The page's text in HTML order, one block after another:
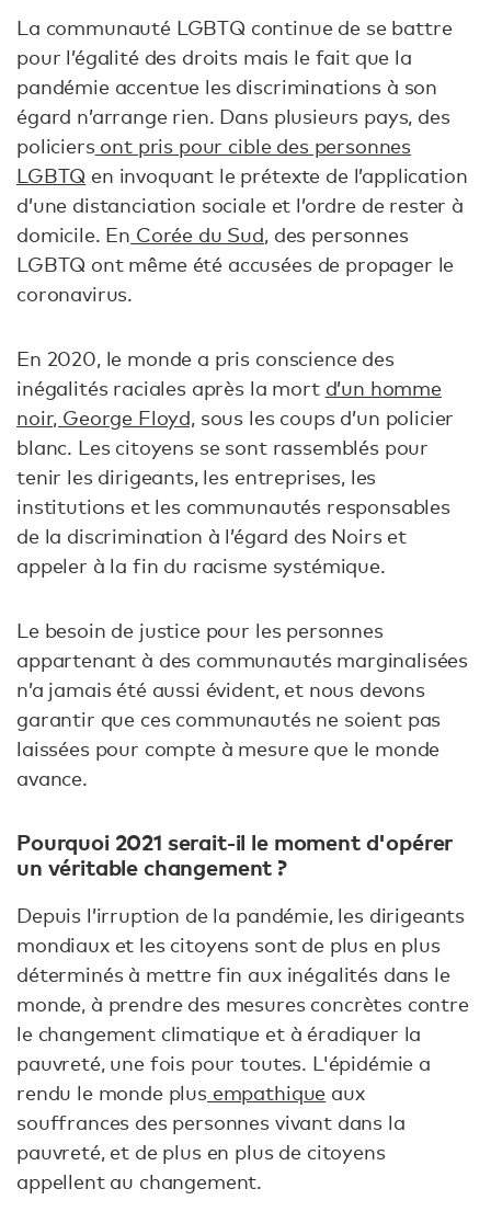
La communauté LGBTQ continue de se battre
pour l’égalité des droits mais le fait que la
pandémie accentue les discriminations à son
égard n’arrange rien. Dans plusieurs pays, des
policiersont pris pour cible des personnes
LGBTQ en invoquant le prétexte de l’application
d’une distanciation sociale et l’ordre de rester à
domicile. En Corée du Sud, des personnes
LGBTQ ont même été accusées de propager le
coronavirus.
En 2020, le monde a pris conscience des
inégalités raciales après la mort d’un homme
noir, George Floyd,sous les coups d’un policier
blanc. Les citoyens se sont rassemblés pour
tenir les dirigeants, les entreprises, les
institutions et les communautés responsables
de la discrimination à l’égard des Noirs et
appeler à la fin du racisme systémique.
Le besoin de justice pour les personnes
appartenant à des communautés marginalisées
n’a jamais été aussi évident, et nous devons
garantir que ces communautés ne soient pas
laissées pour compte à mesure que le monde
avance.
Pourquoi 2021 serait-il le moment d'opérer
un véritable changement ?
Depuis l’irruption de la pandémie, les dirigeants
mondiaux et les citoyens sont de plus en plus
déterminés à mettre fin aux inégalités dans le
monde, à prendre des mesures concrètes contre
le changement climatique et à éradiquer la
pauvreté, une fois pour toutes. L'épidémie a
rendu le monde plusempathique aux
souffrances des personnes vivant dans la
pauvreté, et de plus en plus de citoyens
appellent au changement.